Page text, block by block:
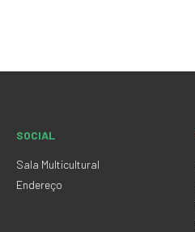
SOCIAL
Sala Multicultural
Endereço